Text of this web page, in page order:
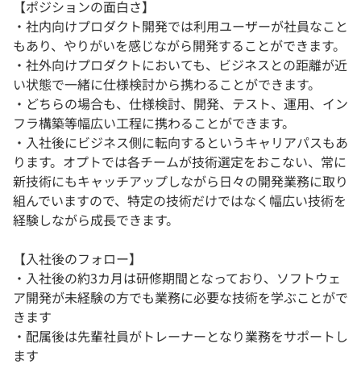
【ポジションの面白さ】
・社内向けプロダクト開発では利用ユーザーが社員なこと
もあり、やりがいを感じながら開発することができます。
・社外向けプロダクトにおいても、ビジネスとの距離が近
い状態で一緒に仕様検討から携わることができます。
・どちらの場合も、仕様検討、開発、テスト、運用、イン
フラ構築等幅広い工程に携わることができます。
・入社後にビジネス側に転向するというキャリアパスもあ
ります。オプトでは各チームが技術選定をおこない、常に
新技術にもキャッチアップしながら日々の開発業務に取り
組んでいますので、特定の技術だけではなく幅広い技術を
経験しながら成長できます。
【入社後のフォロー】
・入社後の約3カ月は研修期間となっており、ソフトウェ
ア開発が未経験の方でも業務に必要な技術を学ぶことがで
きます
・配属後は先輩社員がトレーナーとなり業務をサポートし
ます